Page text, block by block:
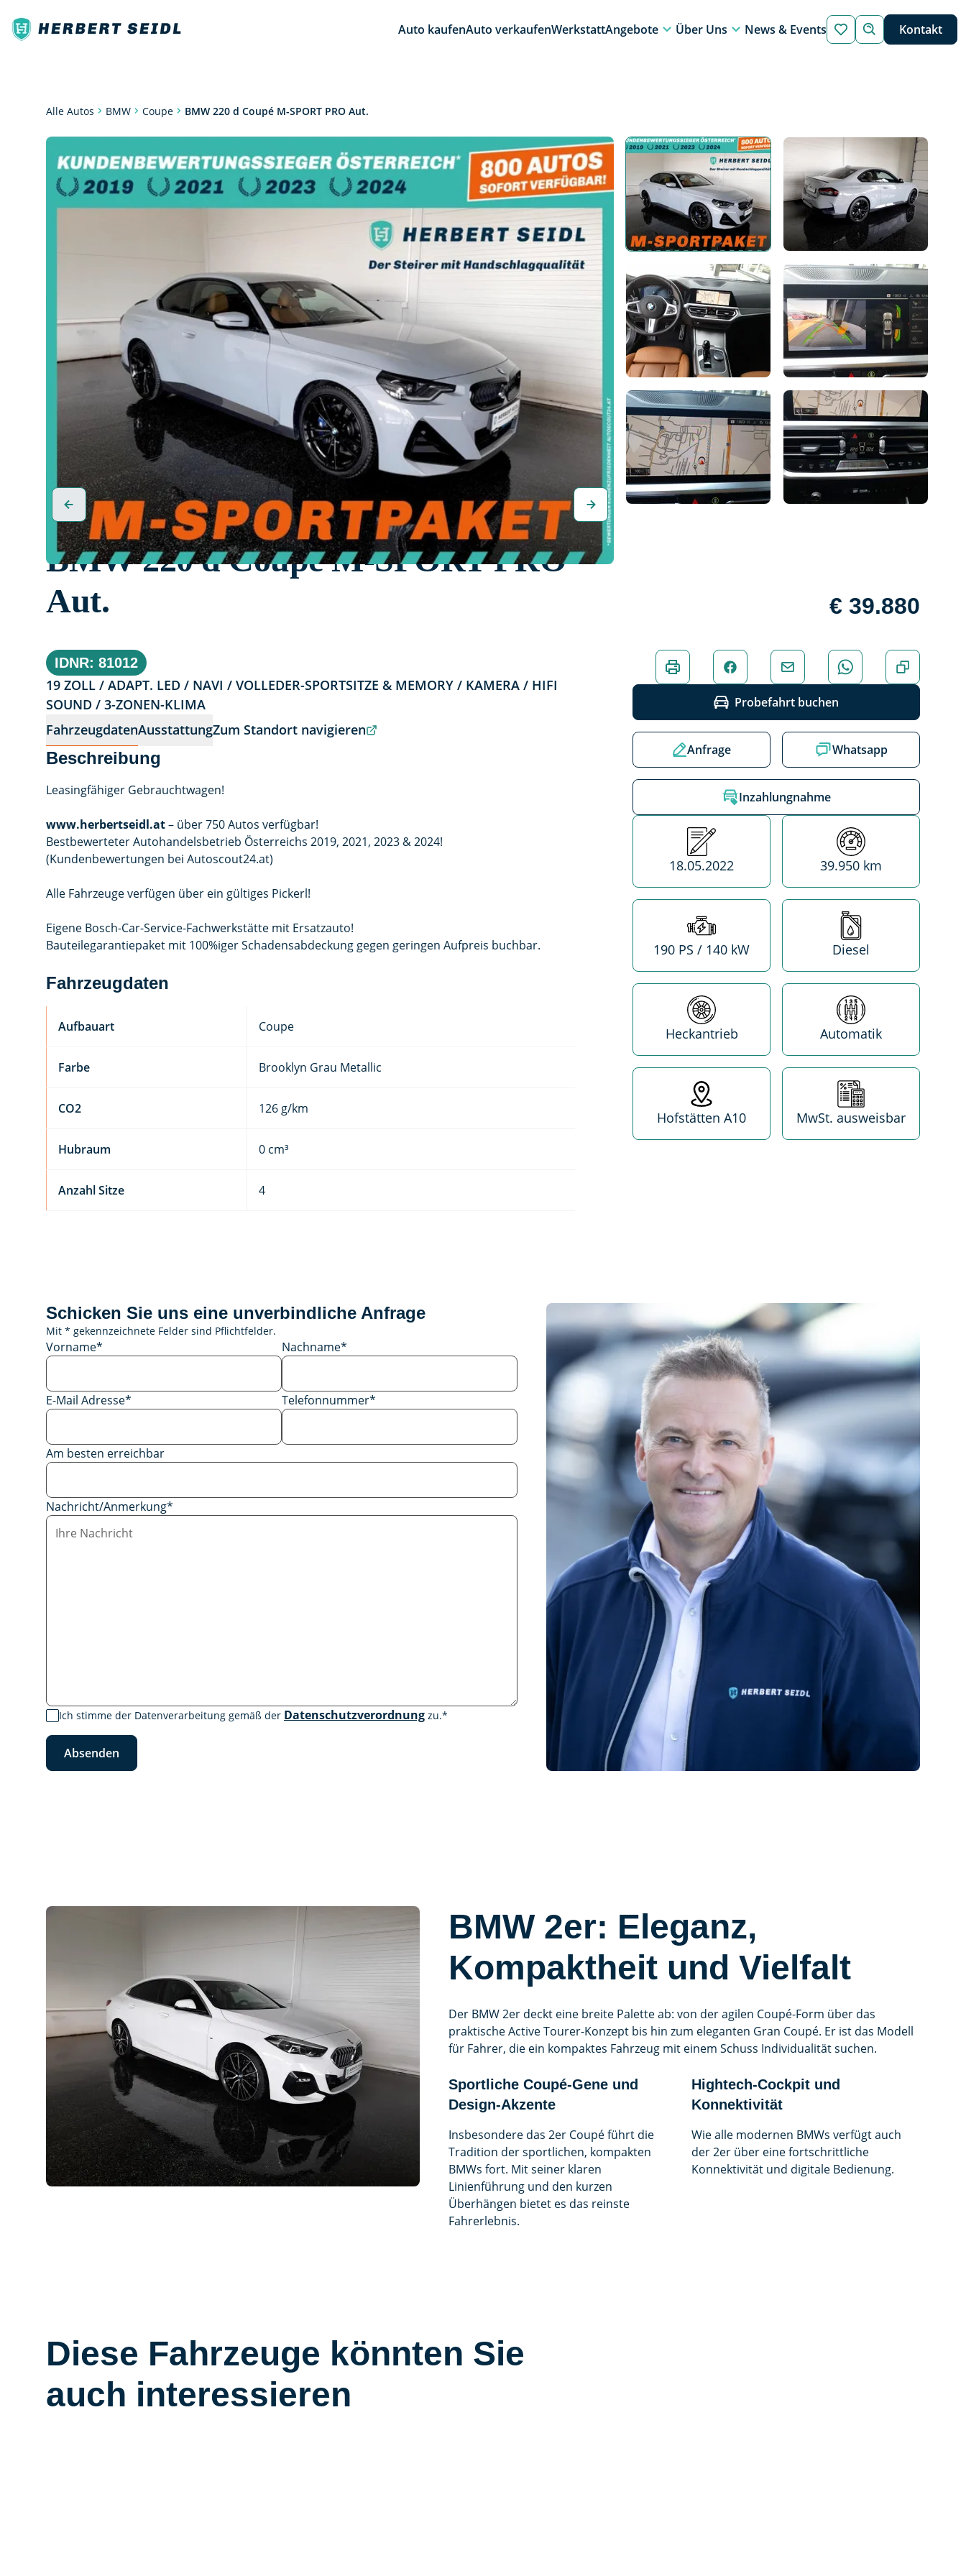
Auto kaufenAuto verkaufenWerkstattAngebote Über Uns News & Events Kontakt
Alle Autos BMW Coupe BMW 220 d Coupé M-SPORT PRO Aut.
BMW 220 d Coupé M-SPORT PRO
Aut.
€ 39.880
IDNR: 81012
19 ZOLL / ADAPT. LED / NAVI / VOLLEDER-SPORTSITZE & MEMORY / KAMERA / HIFI
SOUND / 3-ZONEN-KLIMA
FahrzeugdatenAusstattungZum Standort navigieren
Beschreibung
Leasingfähiger Gebrauchtwagen!
www.herbertseidl.at– über 750 Autos verfügbar!
Bestbewerteter Autohandelsbetrieb Österreichs 2019, 2021, 2023 & 2024!
(Kundenbewertungen bei Autoscout24.at)
Alle Fahrzeuge verfügen über ein gültiges Pickerl!
Eigene Bosch-Car-Service-Fachwerkstätte mit Ersatzauto!
Bauteilegarantiepaket mit 100%iger Schadensabdeckung gegen geringen Aufpreis buchbar.
Fahrzeugdaten
Aufbauart Coupe
Farbe Brooklyn Grau Metallic
CO2 126 g/km
Hubraum 0 cm³
Anzahl Sitze 4
Probefahrt buchen
Anfrage Whatsapp
Inzahlungnahme
Erstzulassung
18.05.2022
Kilometerstand
39.950 km
Leistung
190 PS / 140 kW
Treibstoff
Diesel
Antrieb
Heckantrieb
Getriebe
Automatik
Standort
Hofstätten A10
MwSt. absetzbar
MwSt. ausweisbar
Schicken Sie uns eine unverbindliche Anfrage
Mit * gekennzeichnete Felder sind Pflichtfelder.
Vorname* Nachname*
E-Mail Adresse* Telefonnummer*
Am besten erreichbar
Nachricht/Anmerkung*
Ich stimme der Datenverarbeitung gemäß der Datenschutzverordnung zu.*
Absenden
BMW 2er: Eleganz,
Kompaktheit und Vielfalt
Der BMW 2er deckt eine breite Palette ab: von der agilen Coupé-Form über das
praktische Active Tourer-Konzept bis hin zum eleganten Gran Coupé. Er ist das Modell
für Fahrer, die ein kompaktes Fahrzeug mit einem Schuss Individualität suchen.
Sportliche Coupé-Gene und
Design-Akzente
Insbesondere das 2er Coupé führt die
Tradition der sportlichen, kompakten
BMWs fort. Mit seiner klaren
Linienführung und den kurzen
Überhängen bietet es das reinste
Fahrerlebnis.
Hightech-Cockpit und
Konnektivität
Wie alle modernen BMWs verfügt auch
der 2er über eine fortschrittliche
Konnektivität und digitale Bedienung.
Diese Fahrzeuge könnten Sie
auch interessieren